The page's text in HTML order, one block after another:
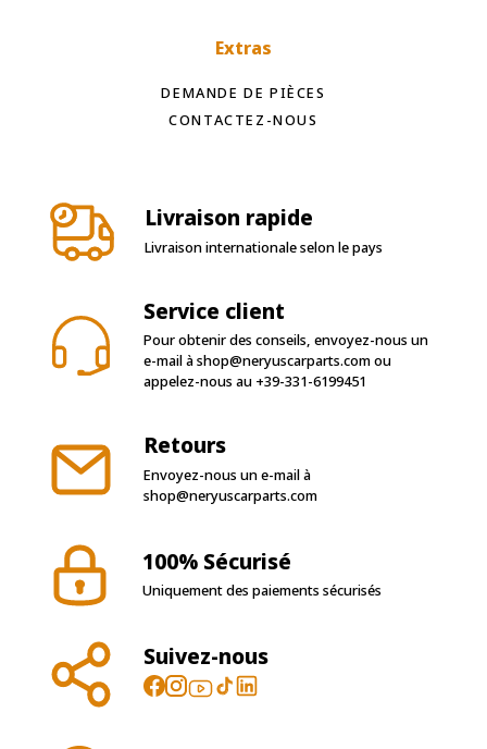
Extras
DEMANDE DE PIÈCES
CONTACTEZ-NOUS
Livraison rapide
Livraison internationale selon le pays
Service client
Pour obtenir des conseils, envoyez-nous un
e-mail àshop@neryuscarparts.comou
appelez-nous au +39-331-6199451
Retours
Envoyez-nous un e-mail à
shop@neryuscarparts.com
100% Sécurisé
Uniquement des paiements sécurisés
Suivez-nous